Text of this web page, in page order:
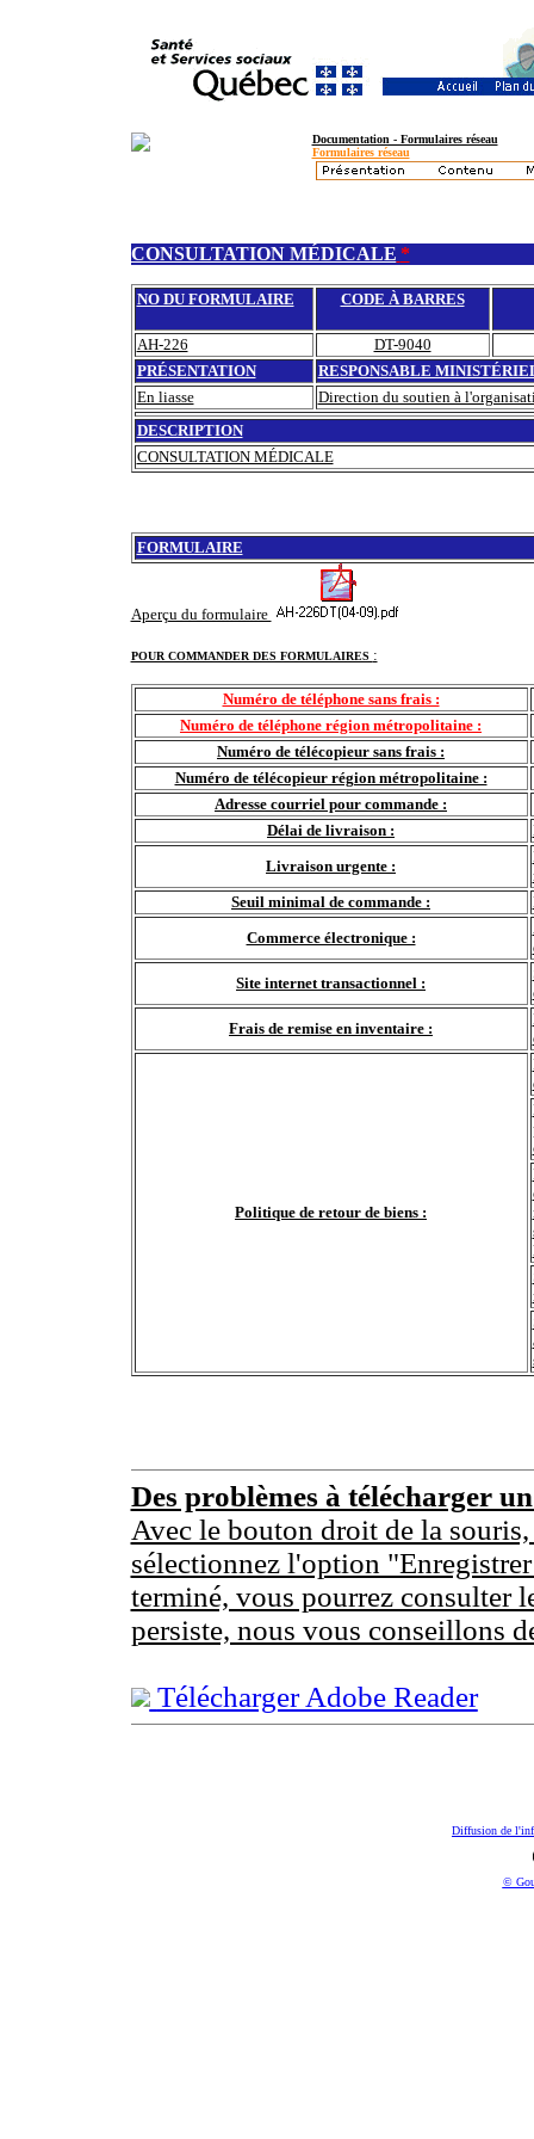
Documentation - Formulaires réseau
Formulaires réseau
CONSULTATION MÉDICALE *
NO DU FORMULAIRE CODE À BARRES
AH-226
DT-9040
PRÉSENTATION
RESPONSABLE
En liasse
Direction du soutien à
DESCRIPTION
CONSULTATION MÉDICALE
FORMULAIRE
Aperçu du formulaire
POUR COMMANDER DES FORMULAIRES :
Numéro de téléphone sans frais :
Numéro de téléphone région métropolitaine :
Numéro de télécopieur sans frais :
Numéro de télécopieur région métropolitaine :
Adresse courriel pour commande :
Délai de livraison :
Livraison urgente :
Seuil minimal de commande :
Commerce électronique :
Site internet transactionnel :
Frais de remise en inventaire :
Politique de retour de biens :
Des problèmes à télécharger
Avec le bouton droit de la
sélectionnez l'option
terminé, vous pourrez consulter
persiste, nous vous conseillons
Télécharger Adobe Reader
Diffusion de
©